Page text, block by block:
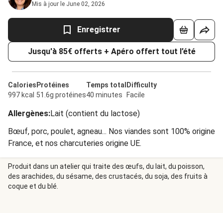
Mis à jour le June 02, 2026
Enregistrer
Jusqu'à 85€ offerts + Apéro offert tout l’été
Calories
997 kcal
Protéines
51.6g protéines
Temps total
40 minutes
Difficulty
Facile
Allergènes:Lait (contient du lactose)
Bœuf, porc, poulet, agneau... Nos viandes sont 100% origine
France, et nos charcuteries origine UE.
Produit dans un atelier qui traite des œufs, du lait, du poisson,
des arachides, du sésame, des crustacés, du soja, des fruits à
coque et du blé.